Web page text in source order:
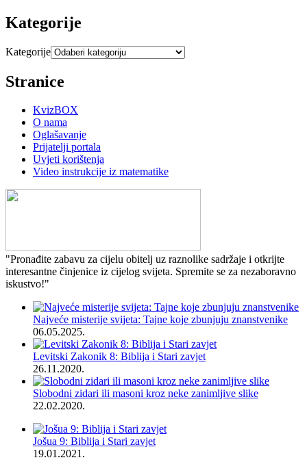
Kategorije
Kategorije
Stranice
KvizBOX
O nama
Oglašavanje
Prijatelji portala
Uvjeti korištenja
Video instrukcije iz matematike
"Pronađite zabavu za cijelu obitelj uz raznolike sadržaje i otkrijte
interesantne činjenice iz cijelog svijeta. Spremite se za nezaboravno
iskustvo!"
Najveće misterije svijeta: Tajne koje zbunjuju znanstvenike
06.05.2025.
Levitski Zakonik 8: Biblija i Stari zavjet
26.11.2020.
Slobodni zidari ili masoni kroz neke zanimljive slike
22.02.2020.
Jošua 9: Biblija i Stari zavjet
19.01.2021.